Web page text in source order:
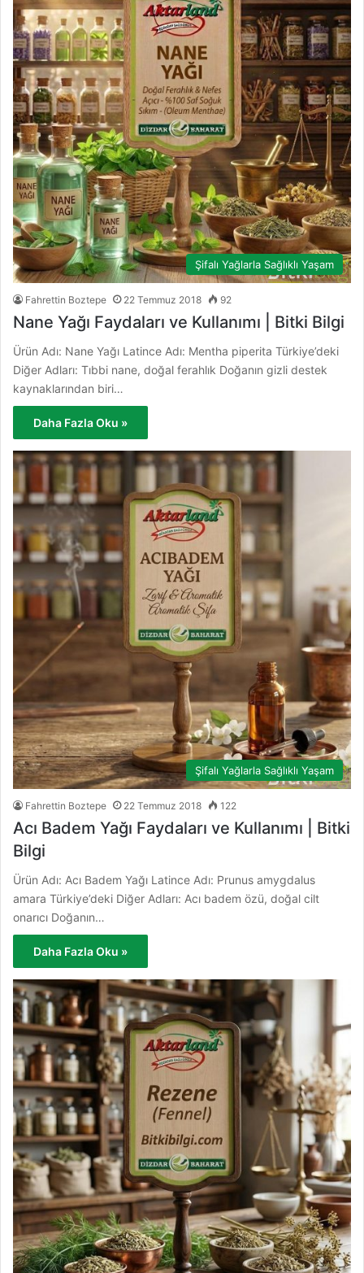
Şifalı Yağlarla Sağlıklı Yaşam
Fahrettin Boztepe 22 Temmuz 2018 92
Nane Yağı Faydaları ve Kullanımı | Bitki Bilgi
Ürün Adı: Nane Yağı Latince Adı: Mentha piperita Türkiye’deki
Diğer Adları: Tıbbi nane, doğal ferahlık Doğanın gizli destek
kaynaklarından biri…
Daha Fazla Oku »
Şifalı Yağlarla Sağlıklı Yaşam
Fahrettin Boztepe 22 Temmuz 2018 122
Acı Badem Yağı Faydaları ve Kullanımı | Bitki
Bilgi
Ürün Adı: Acı Badem Yağı Latince Adı: Prunus amygdalus
amara Türkiye’deki Diğer Adları: Acı badem özü, doğal cilt
onarıcı Doğanın…
Daha Fazla Oku »